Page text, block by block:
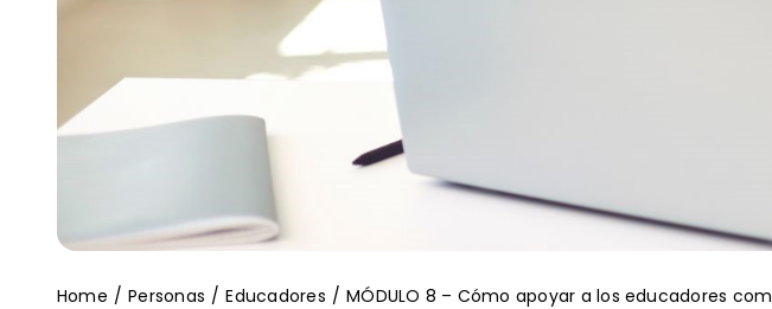
Home Personas Educadores MÓDULO 8 – Cómo apoyar a los educadores